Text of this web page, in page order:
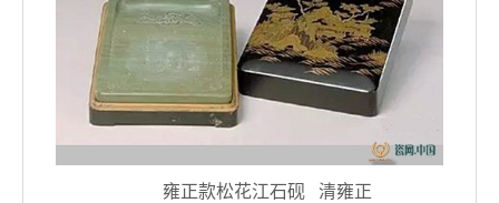
雍正款松花江石砚 清雍正